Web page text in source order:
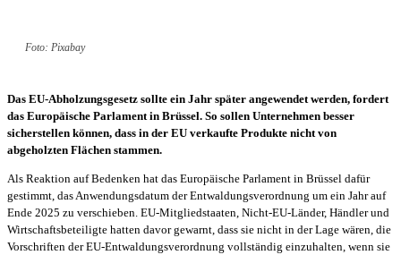
Foto: Pixabay
Das EU-Abholzungsgesetz sollte ein Jahr später angewendet werden, fordert
das Europäische Parlament in Brüssel. So sollen Unternehmen besser
sicherstellen können, dass in der EU verkaufte Produkte nicht von
abgeholzten Flächen stammen.
Als Reaktion auf Bedenken hat das Europäische Parlament in Brüssel dafür
gestimmt, das Anwendungsdatum der Entwaldungsverordnung um ein Jahr auf
Ende 2025 zu verschieben. EU-Mitgliedstaaten, Nicht-EU-Länder, Händler und
Wirtschaftsbeteiligte hatten davor gewarnt, dass sie nicht in der Lage wären, die
Vorschriften der EU-Entwaldungsverordnung vollständig einzuhalten, wenn sie